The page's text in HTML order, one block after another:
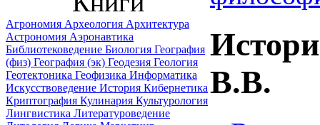
Агрономия Археология Архитектура
Астрономия Аэронавтика
Библиотековедение Биология География
(физ) География (эк) Геодезия Геология
Геотектоника Геофизика Информатика
Искусствоведение История Кибернетика
Криптография Кулинария Культурология
Лингвистика Литературоведение
B.B.